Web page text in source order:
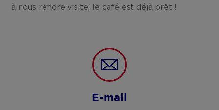
à nous rendre visite; le café est déjà prêt !
E-mail